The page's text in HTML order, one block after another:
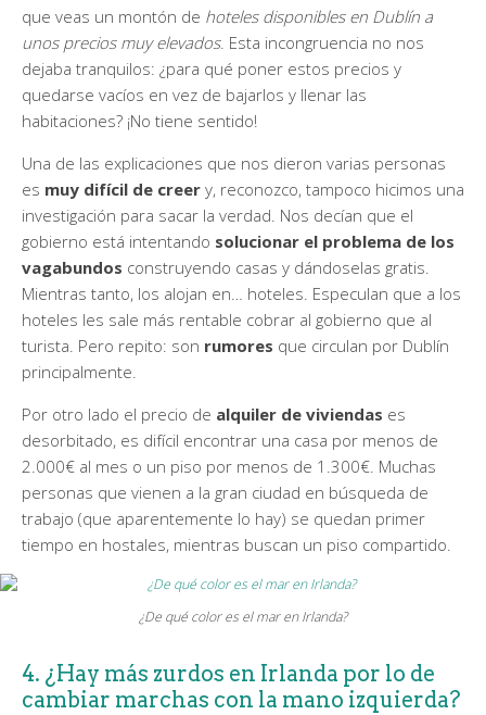
que veas un montón de hoteles disponibles en Dublín a
unos precios muy elevados. Esta incongruencia no nos
dejaba tranquilos: ¿para qué poner estos precios y
quedarse vacíos en vez de bajarlos y llenar las
habitaciones? ¡No tiene sentido!
Una de las explicaciones que nos dieron varias personas
es muy difícil de creer y, reconozco, tampoco hicimos una
investigación para sacar la verdad. Nos decían que el
gobierno está intentando solucionar el problema de los
vagabundos construyendo casas y dándoselas gratis.
Mientras tanto, los alojan en… hoteles. Especulan que a los
hoteles les sale más rentable cobrar al gobierno que al
turista. Pero repito: son rumores que circulan por Dublín
principalmente.
Por otro lado el precio de alquiler de viviendas es
desorbitado, es difícil encontrar una casa por menos de
2.000€ al mes o un piso por menos de 1.300€. Muchas
personas que vienen a la gran ciudad en búsqueda de
trabajo (que aparentemente lo hay) se quedan primer
tiempo en hostales, mientras buscan un piso compartido.
¿De qué color es el mar en Irlanda?
4. ¿Hay más zurdos en Irlanda por lo de
cambiar marchas con la mano izquierda?